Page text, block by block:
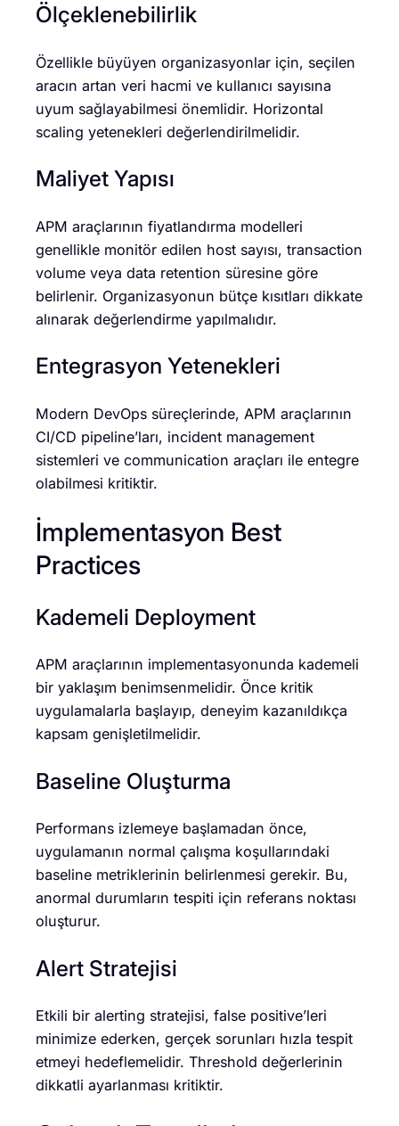
Ölçeklenebilirlik
Özellikle büyüyen organizasyonlar için, seçilen
aracın artan veri hacmi ve kullanıcı sayısına
uyum sağlayabilmesi önemlidir. Horizontal
scaling yetenekleri değerlendirilmelidir.
Maliyet Yapısı
APM araçlarının fiyatlandırma modelleri
genellikle monitör edilen host sayısı, transaction
volume veya data retention süresine göre
belirlenir. Organizasyonun bütçe kısıtları dikkate
alınarak değerlendirme yapılmalıdır.
Entegrasyon Yetenekleri
Modern DevOps süreçlerinde, APM araçlarının
CI/CD pipeline’ları, incident management
sistemleri ve communication araçları ile entegre
olabilmesi kritiktir.
İmplementasyon Best
Practices
Kademeli Deployment
APM araçlarının implementasyonunda kademeli
bir yaklaşım benimsenmelidir. Önce kritik
uygulamalarla başlayıp, deneyim kazanıldıkça
kapsam genişletilmelidir.
Baseline Oluşturma
Performans izlemeye başlamadan önce,
uygulamanın normal çalışma koşullarındaki
baseline metriklerinin belirlenmesi gerekir. Bu,
anormal durumların tespiti için referans noktası
oluşturur.
Alert Stratejisi
Etkili bir alerting stratejisi, false positive’leri
minimize ederken, gerçek sorunları hızla tespit
etmeyi hedeflemelidir. Threshold değerlerinin
dikkatli ayarlanması kritiktir.